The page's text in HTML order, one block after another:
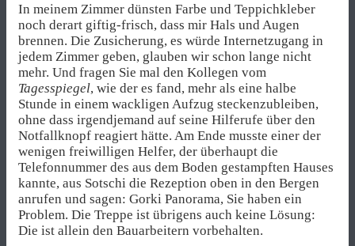
In meinem Zimmer dünsten Farbe und Teppichkleber
noch derart giftig-frisch, dass mir Hals und Augen
brennen. Die Zusicherung, es würde Internetzugang in
jedem Zimmer geben, glauben wir schon lange nicht
mehr. Und fragen Sie mal den Kollegen vom
Tagesspiegel, wie der es fand, mehr als eine halbe
Stunde in einem wackligen Aufzug steckenzubleiben,
ohne dass irgendjemand auf seine Hilferufe über den
Notfallknopf reagiert hätte. Am Ende musste einer der
wenigen freiwilligen Helfer, der überhaupt die
Telefonnummer des aus dem Boden gestampften Hauses
kannte, aus Sotschi die Rezeption oben in den Bergen
anrufen und sagen: Gorki Panorama, Sie haben ein
Problem. Die Treppe ist übrigens auch keine Lösung:
Die ist allein den Bauarbeitern vorbehalten.